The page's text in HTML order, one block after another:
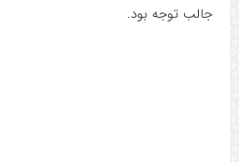
جالب توجه بود.